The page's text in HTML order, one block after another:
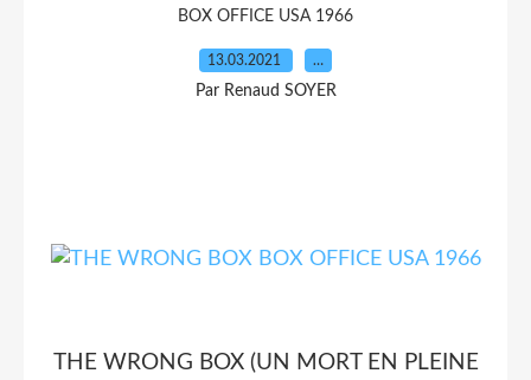
BOX OFFICE USA 1966
13.03.2021 …
Par Renaud SOYER
THE WRONG BOX (UN MORT EN PLEINE